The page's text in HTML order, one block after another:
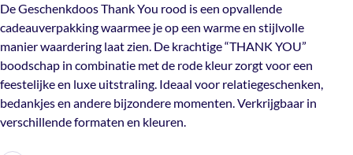
De Geschenkdoos Thank You rood is een opvallende
cadeauverpakking waarmee je op een warme en stijlvolle
manier waardering laat zien. De krachtige “THANK YOU”
boodschap in combinatie met de rode kleur zorgt voor een
feestelijke en luxe uitstraling. Ideaal voor relatiegeschenken,
bedankjes en andere bijzondere momenten. Verkrijgbaar in
verschillende formaten en kleuren.